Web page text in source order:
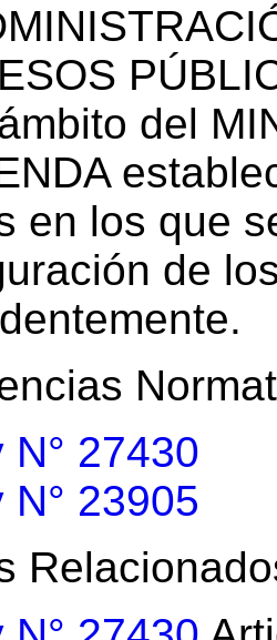
del
en los que
de
N° 27430
N° 23905